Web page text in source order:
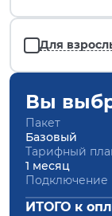
Для
Вы
Пакет
Базовый
Тарифный
1 месяц
Подключение
ИТОГО к